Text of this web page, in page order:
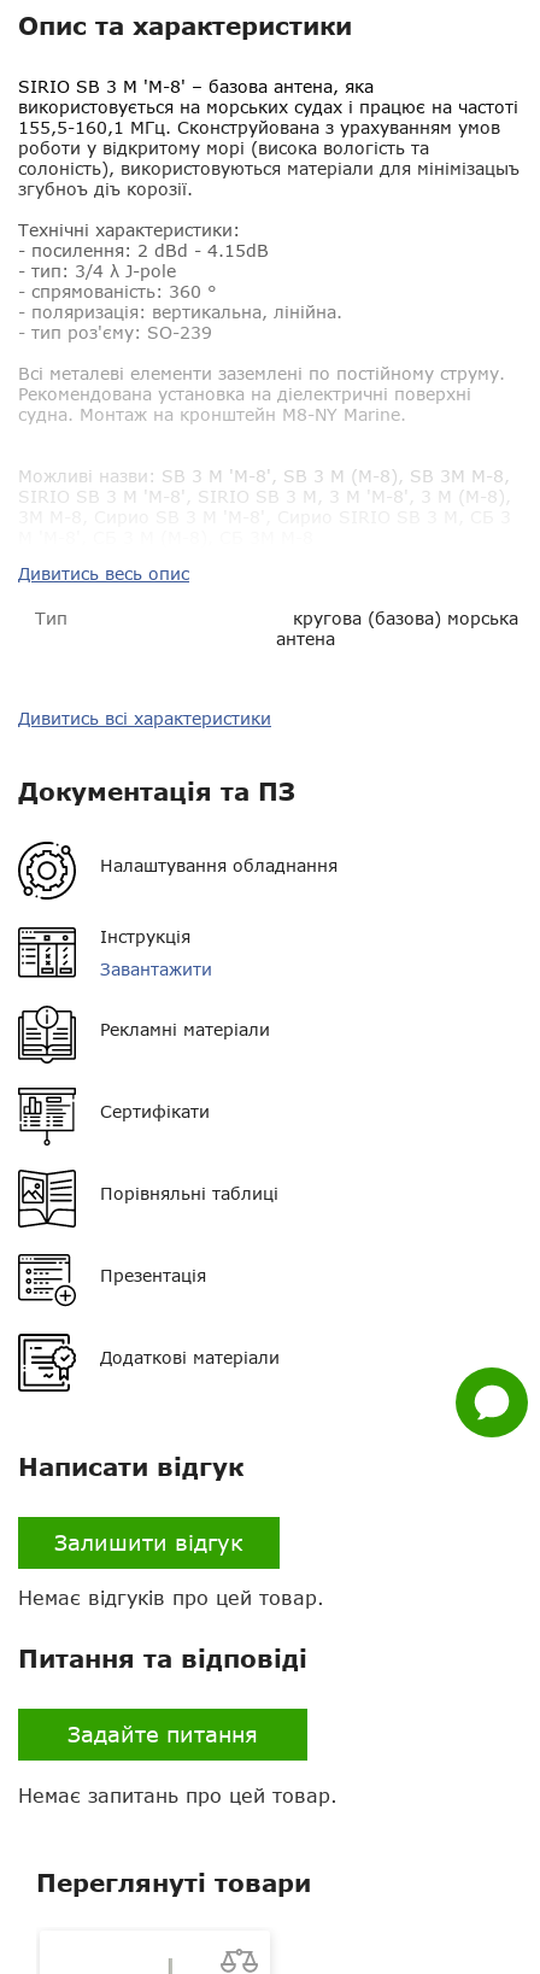
Задати
питання
Опис та характеристики
SIRIO SB 3 M 'M-8' – базова антена, яка
використовується на морських судах і працює на частоті
155,5-160,1 МГц. Сконструйована з урахуванням умов
роботи у відкритому морі (висока вологість та
солоність), використовуються матеріали для мінімізацыъ
згубноъ діъ корозії.
Технічні характеристики:
- посилення: 2 dBd - 4.15dB
- тип: 3/4 λ J-pole
- спрямованість: 360 °
- поляризація: вертикальна, лінійна.
- тип роз'єму: SO-239
Всі металеві елементи заземлені по постійному струму.
Рекомендована установка на діелектричні поверхні
судна. Монтаж на кронштейн M8-NY Marine.
Можливі назви: SB 3 M 'M-8', SB 3 M (M-8), SB 3M M-8,
SIRIO SB 3 M 'M-8', SIRIO SB 3 M, 3 M 'M-8', 3 M (M-8),
Дивитись весь опис
Тип
кругова (базова) морська
антена
КСХН ?
Максимальна потужність
Вага
Роз'єм
Довжина
Імпенданс
Посилення, dBi
Матеріал
Дивитись всі характеристики
Документація та ПЗ
Налаштування обладнання
Інструкція
Завантажити
Рекламні матеріали
Сертифікати
Порівняльні таблиці
Презентація
Додаткові матеріали
Написати відгук
Залишити відгук
Немає відгуків про цей товар.
Питання та відповіді
Задайте питання
Немає запитань про цей товар.
Переглянуті товари